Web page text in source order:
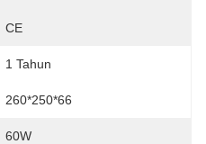
CE
1 Tahun
260*250*66
60W